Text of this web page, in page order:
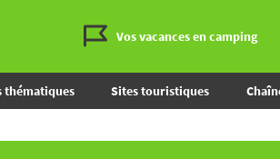
Vos vacances en camping
thématiques Sites touristiques